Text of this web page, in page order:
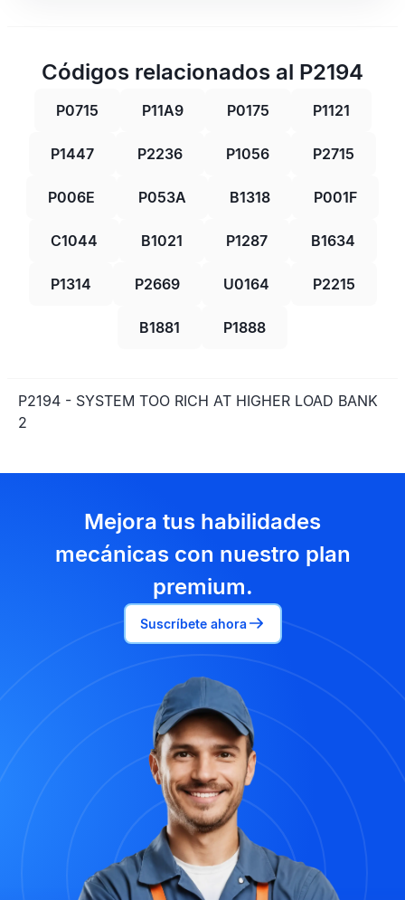
Códigos relacionados al P2194
P0715 P11A9 P0175 P1121
P1447 P2236 P1056 P2715
P006E P053A B1318 P001F
C1044 B1021 P1287 B1634
P1314 P2669 U0164 P2215
B1881 P1888
P2194 - SYSTEM TOO RICH AT HIGHER LOAD BANK
2
Mejora tus habilidades
mecánicas con nuestro plan
premium.
Suscríbete ahora